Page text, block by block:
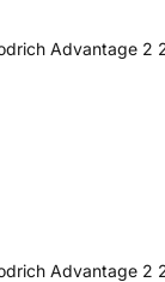
2
Advantage 2
Advantage 2